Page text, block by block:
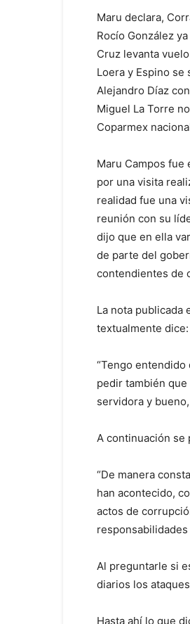
Maru declara,
Rocío González
Cruz levanta
Loera y Espino
Alejandro Díaz
Miguel La Torre
Coparmex
Maru Campos fue
por una visita
realidad fue una
reunión con su
dijo que en ella
de parte del
contendientes de
La nota publicada
textualmente dice:
“Tengo
pedir también
servidora y
A continuación se
“De manera
han acontecido,
actos de
Al preguntarle si
diarios los
Hasta ahí lo que